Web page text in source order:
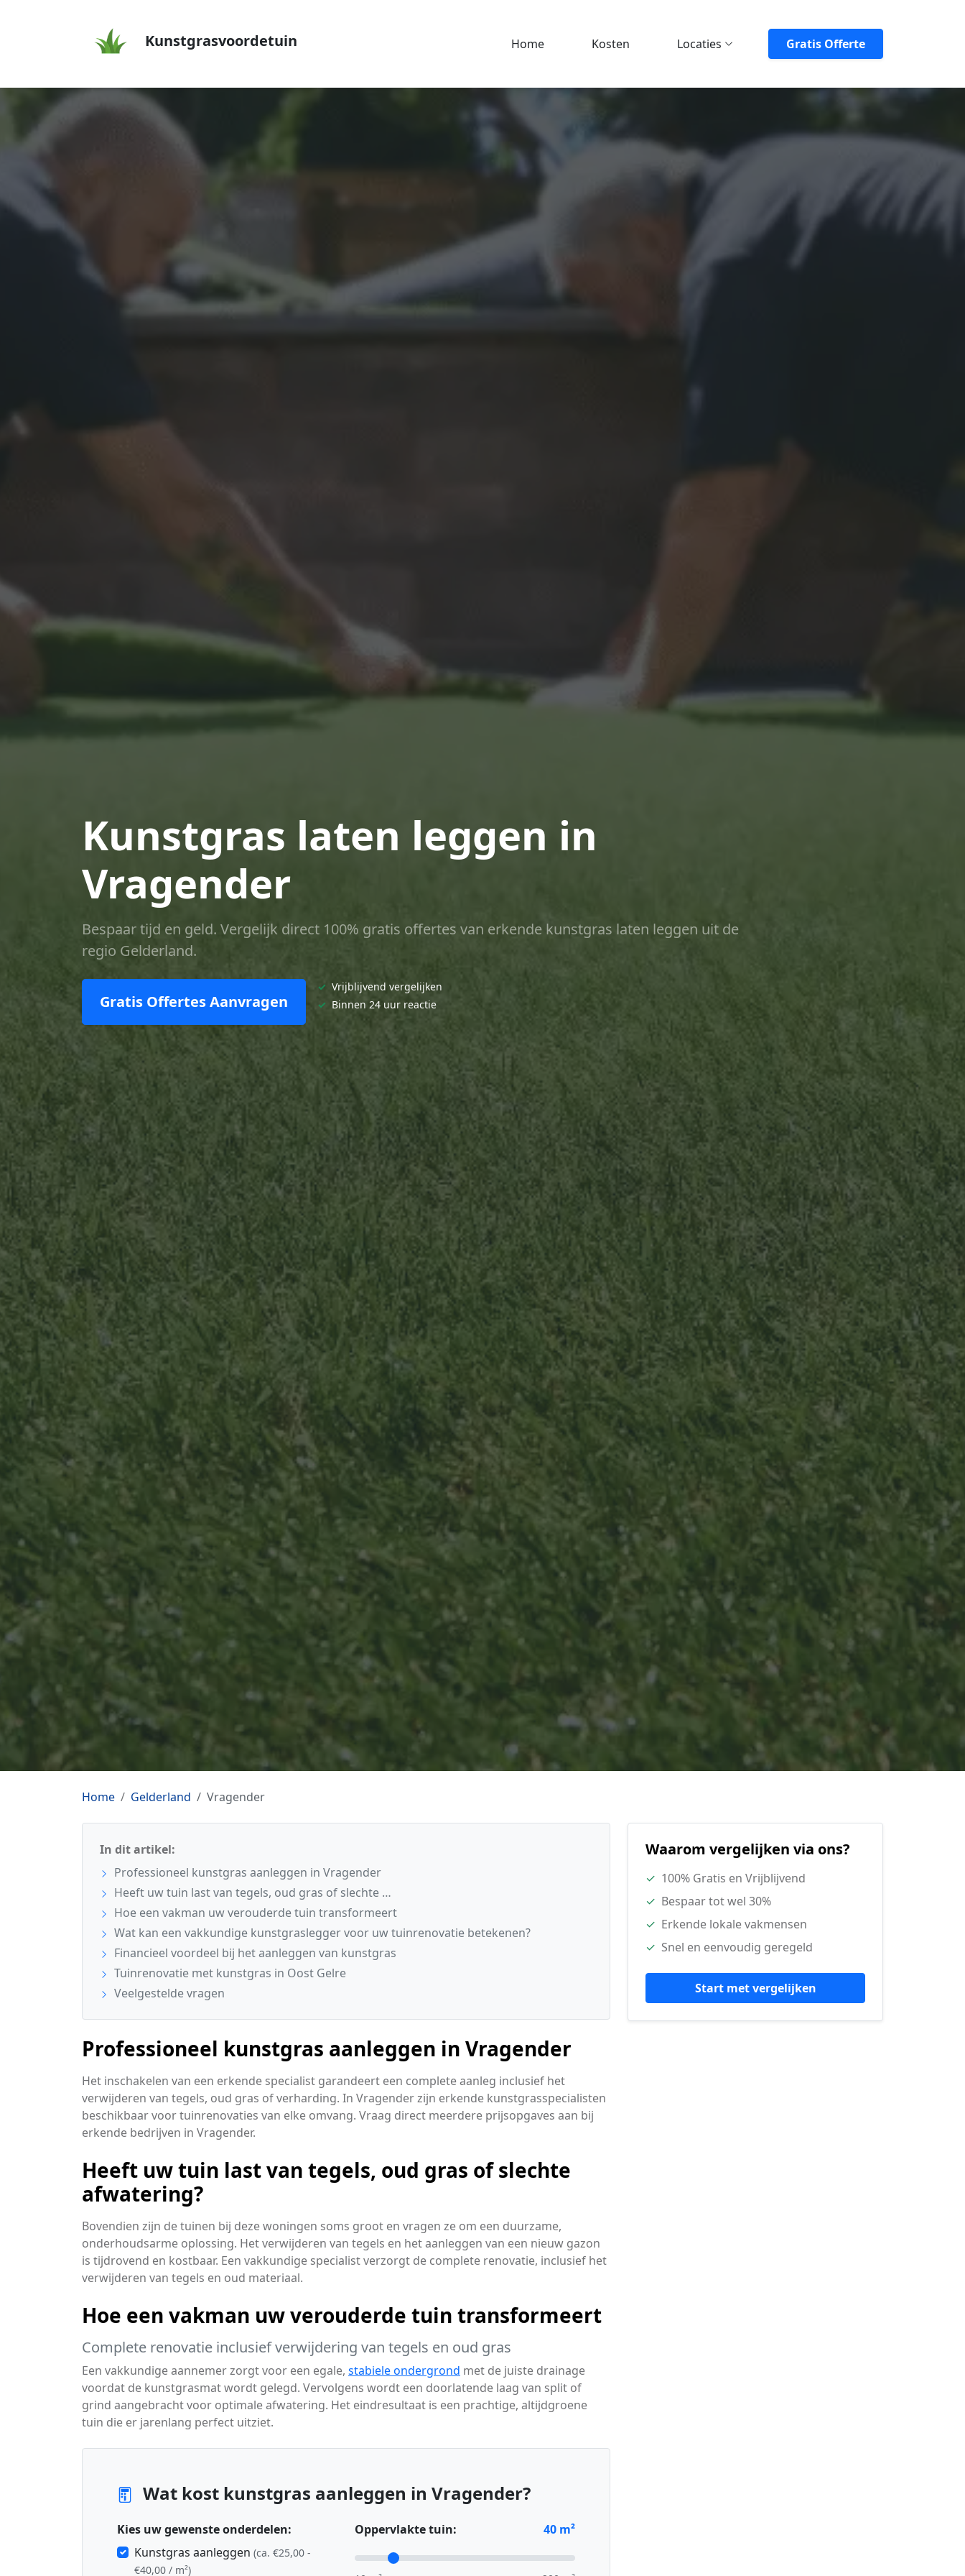
Kunstgrasvoordetuin Home Kosten Locaties Gratis Offerte
Kunstgras laten leggen in
Vragender
Bespaar tijd en geld. Vergelijk direct 100% gratis offertes van erkende kunstgras laten leggen uit de
regio Gelderland.
Gratis Offertes Aanvragen
✓ Vrijblijvend vergelijken
✓ Binnen 24 uur reactie
Home Gelderland Vragender
In dit artikel:
Professioneel kunstgras aanleggen in Vragender
Heeft uw tuin last van tegels, oud gras of slechte …
Hoe een vakman uw verouderde tuin transformeert
Wat kan een vakkundige kunstgraslegger voor uw tuinrenovatie betekenen?
Financieel voordeel bij het aanleggen van kunstgras
Tuinrenovatie met kunstgras in Oost Gelre
Veelgestelde vragen
Professioneel kunstgras aanleggen in Vragender
Het inschakelen van een erkende specialist garandeert een complete aanleg inclusief het
verwijderen van tegels, oud gras of verharding. In Vragender zijn erkende kunstgrasspecialisten
beschikbaar voor tuinrenovaties van elke omvang. Vraag direct meerdere prijsopgaves aan bij
erkende bedrijven in Vragender.
Heeft uw tuin last van tegels, oud gras of slechte
afwatering?
Bovendien zijn de tuinen bij deze woningen soms groot en vragen ze om een duurzame,
onderhoudsarme oplossing. Het verwijderen van tegels en het aanleggen van een nieuw gazon
is tijdrovend en kostbaar. Een vakkundige specialist verzorgt de complete renovatie, inclusief het
verwijderen van tegels en oud materiaal.
Hoe een vakman uw verouderde tuin transformeert
Complete renovatie inclusief verwijdering van tegels en oud gras
Een vakkundige aannemer zorgt voor een egale, stabiele ondergrond met de juiste drainage
voordat de kunstgrasmat wordt gelegd. Vervolgens wordt een doorlatende laag van split of
grind aangebracht voor optimale afwatering. Het eindresultaat is een prachtige, altijdgroene
tuin die er jarenlang perfect uitziet.
Wat kost kunstgras aanleggen in Vragender?
Kies uw gewenste onderdelen:
Kunstgras aanleggen (ca. €25,00 -
€40,00 / m²)
Oppervlakte tuin: 40 m²
Waarom vergelijken via ons?
✓ 100% Gratis en Vrijblijvend
✓ Bespaar tot wel 30%
✓ Erkende lokale vakmensen
✓ Snel en eenvoudig geregeld
Start met vergelijken